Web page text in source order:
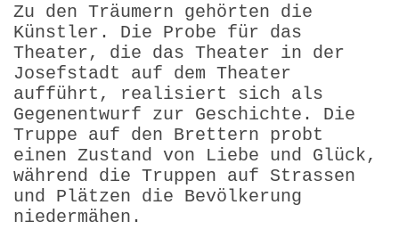
Zu den Träumern gehörten die
Künstler. Die Probe für das
Theater, die das Theater in der
Josefstadt auf dem Theater
aufführt, realisiert sich als
Gegenentwurf zur Geschichte. Die
Truppe auf den Brettern probt
einen Zustand von Liebe und Glück,
während die Truppen auf Strassen
und Plätzen die Bevölkerung
niedermähen.